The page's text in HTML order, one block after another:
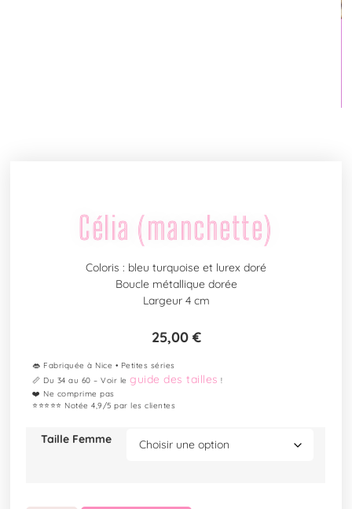
Célia (manchette)
Coloris : bleu turquoise et lurex doré
Boucle métallique dorée
Largeur 4 cm
25,00 €
👄 Fabriquée à Nice • Petites séries
📏 Du 34 au 60 – Voir leguide des tailles !
❤️ Ne comprime pas
⭐⭐⭐⭐⭐ Notée 4,9/5 par les clientes
Taille Femme